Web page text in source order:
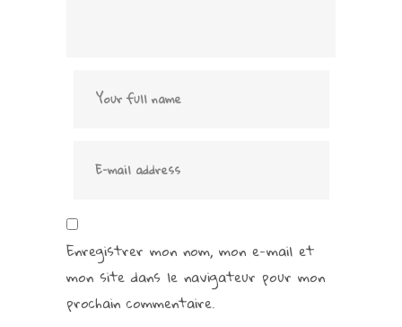
Enregistrer mon nom, mon e-mail et
mon site dans le navigateur pour mon
prochain commentaire.